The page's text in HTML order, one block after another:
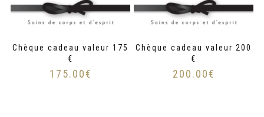
Chèque cadeau valeur 175
€
175.00€
Chèque cadeau valeur 200
€
200.00€